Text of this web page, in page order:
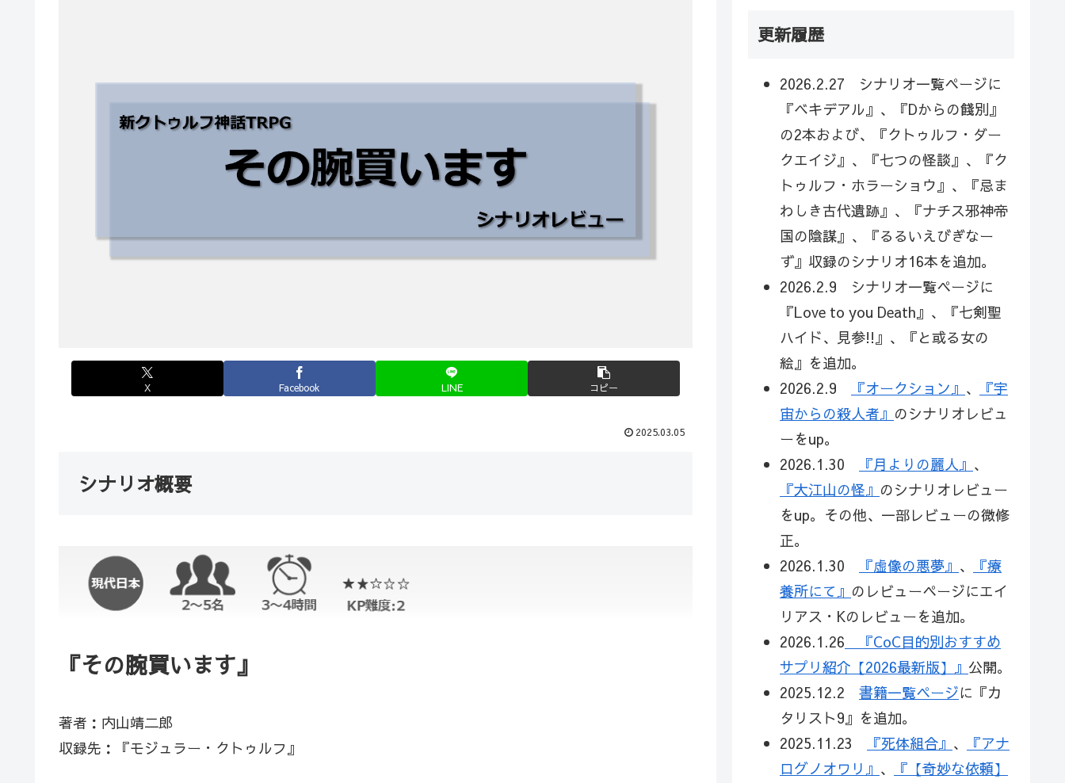
X Facebook LINE コピー
2025.03.05
シナリオ概要
『その腕買います』
著者：内山靖二郎
収録先：『モジュラー・クトゥルフ』
更新履歴
2026.2.27 シナリオ一覧ページに
『ベキデアル』、『Dからの餞別』
の2本および、『クトゥルフ・ダー
クエイジ』、『七つの怪談』、『ク
トゥルフ・ホラーショウ』、『忌ま
わしき古代遺跡』、『ナチス邪神帝
国の陰謀』、『るるいえびぎなー
ず』収録のシナリオ16本を追加。
2026.2.9 シナリオ一覧ページに
『Love to you Death』、『七剣聖
ハイド、見参!!』、『と或る女の
絵』を追加。
2026.2.9
『オークション』 、
『宇
宙からの殺人者』 のシナリオレビュ
ーをup。
2026.1.30
『月よりの麗人』 、
『大江山の怪』 のシナリオレビュー
をup。その他、一部レビューの微修
正。
2026.1.30
『虚像の悪夢』 、
『療
養所にて』 のレビューページにエイ
リアス・Kのレビューを追加。
2026.1.26 『CoC目的別おすすめ
サプリ紹介【2026最新版】』 公開。
2025.12.2 書籍一覧ページに『カ
タリスト9』を追加。
2025.11.23
『死体組合』 、
『アナ
ログノオワリ』 、
『【奇妙な依頼】